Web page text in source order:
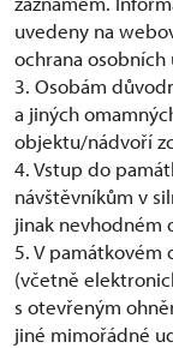
uvedeny na
ochrana osobních
3. Osobám
a jiných
objektu/nádvoří
4. Vstup do
návštěvníkům v
jinak nevhodném
5. V památkovém
(včetně
s otevřeným
jiné mimořádné